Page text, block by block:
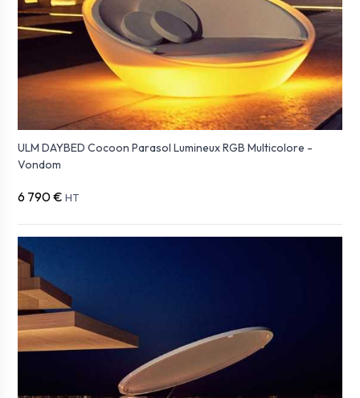
ULM DAYBED Cocoon Parasol Lumineux RGB Multicolore -
Vondom
6 790 € HT